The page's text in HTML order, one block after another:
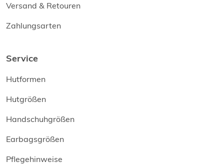
Versand & Retouren
Zahlungsarten
Service
Hutformen
Hutgrößen
Handschuhgrößen
Earbagsgrößen
Pflegehinweise